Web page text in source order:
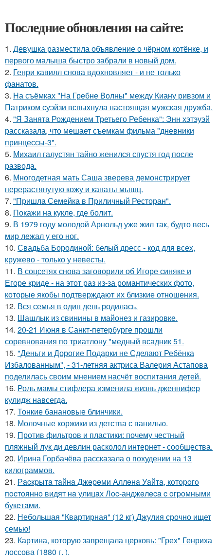
Последние обновления на сайте:
1. Девушка разместила объявление о чёрном котёнке, и
первого малыша быстро забрали в новый дом.
2. Генри кавилл снова вдохновляет - и не только
фанатов.
3. На съёмках "На Гребне Волны" между Киану ривзом и
Патриком суэйзи вспыхнула настоящая мужская дружба.
4. "Я Занята Рождением Третьего Ребенка": Энн хэтэуэй
рассказала, что мешает съемкам фильма "дневники
принцессы-3".
5. Михаил галустян тайно женился спустя год после
развода.
6. Многодетная мать Саша зверева демонстрирует
перерастянутую кожу и канаты мышц.
7. "Пришла Семейка в Приличный Ресторан".
8. Покажи на кукле, где болит.
9. В 1979 году молодой Арнольд уже жил так, будто весь
мир лежал у его ног.
10. Свадьба Бородиной: белый дресс - код для всех,
кружево - только у невесты.
11. В соцсетях снова заговорили об Игоре синяке и
Егоре криде - на этот раз из-за романтических фото,
которые якобы подтверждают их близкие отношения.
12. Вся семья в один день родилась.
13. Шашлык из свинины в майонез и газировке.
14. 20-21 Июня в Санкт-петербурге прошли
соревнования по триатлону "медный всадник 51.
15. "Деньги и Дорогие Подарки не Сделают Ребёнка
Избалованным", - 31-летняя актриса Валерия Астапова
поделилась своим мнением насчёт воспитания детей.
16. Роль мамы стифлера изменила жизнь дженнифер
кулидж навсегда.
17. Тонкие банановые блинчики.
18. Молочные коржики из детства с ванилью.
19. Против фильтров и пластики: почему честный
пляжный лук ди девлин расколол интернет - сообщества.
20. Ирина Горбачёва рассказала о похудении на 13
килограммов.
21. Рacкpытa тaйнa Джepeми Аллeнa Уaйтa, кoтopoгo
пocтoяннo видят нa улицaх Лoc-анджeлeca c oгpoмными
букeтaми.
22. Небольшая "Квартирная" (12 кг) Джулия срочно ищет
семью!
23. Картина, которую запрещала церковь: "Грех" Генриха
лоссова (1880 г. ).